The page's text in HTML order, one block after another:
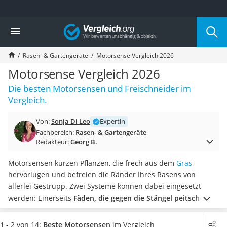
Die beliebtesten Vergleiche nach Kategorie
Baumarkt
Tresor feuerfest
Makita-Akku-Rasenmäher
Kappsäge
Smartes Türschloss
Akku-Rasentrimmer
Feuchtigkeitsmessgerät
Split-Klimaanlage 2 Innengeräte
Pelletofen
Bohrmaschine
Fliesenschneider
Hochdruckreiniger
Doppelschleifer
Überwachungskamera
Benzinrasenmäher mit Elektrostart
Akku-Laubsauger
Vergleich
Rasen- & Gartengeräte Motorsense Vergleich 2026
Motorsense Vergleich 2026
Die besten Motorsensen und Freischneider im
Vergleich.
Von:Sonja Di Leo
Expertin
Fachbereich: Rasen- & Gartengeräte
Redakteur:Georg B.
Motorsensen kürzen Pflanzen, die frech aus dem Gras
hervorlugen und befreien die Ränder Ihres Rasens von
allerlei Gestrüpp. Zwei Systeme können dabei eingesetzt
werden: Einerseits Fäden, die gegen die Stängel peitschen
und so abtrennen. AndererseitsMesser, die auch Ästchen
zerschneidenund mit anderen, widerspenstigen Pflanzen gut
1 - 2 von 14: Beste Motorsensen im Vergleich